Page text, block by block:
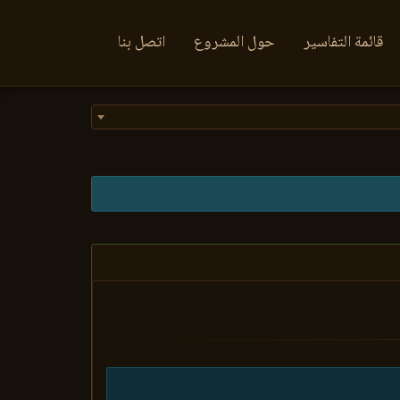
قائمة التفاسير حول المشروع اتصل بنا